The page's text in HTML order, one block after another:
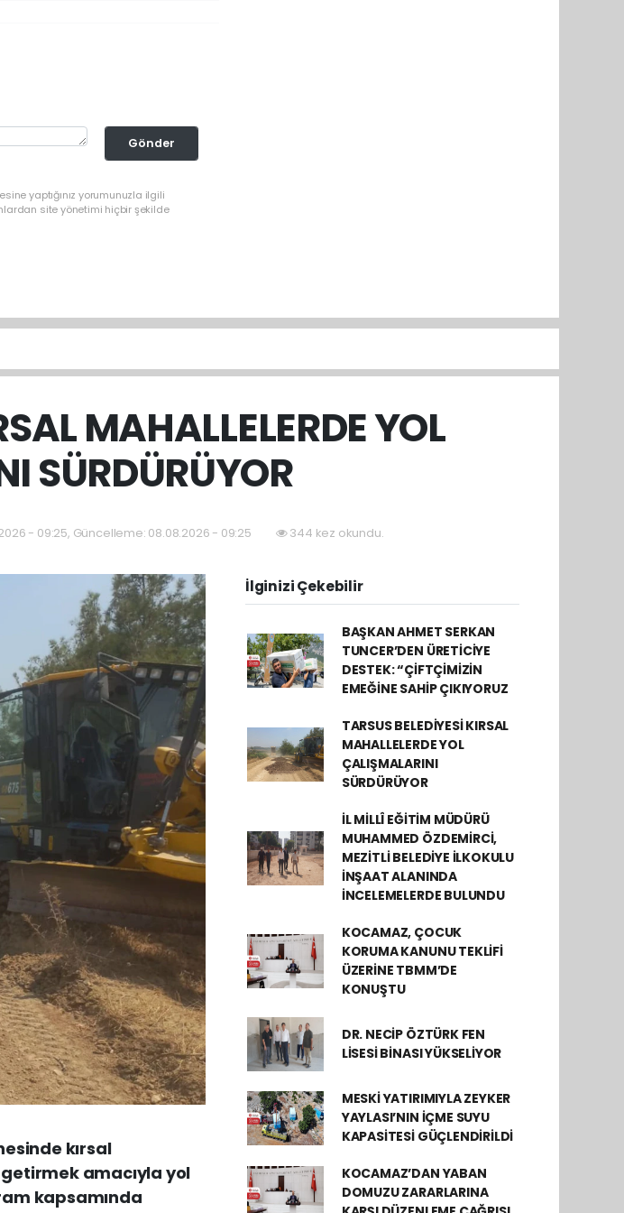
Gönder
yaptığınız yorumunuzla ilgili
site yönetimi hiçbir şekilde
MAHALLELERDE YOL
SÜRDÜRÜYOR
- 09:25, Güncelleme: 08.08.2026 - 09:25 344 kez okundu.
kırsal
amacıyla yol
kapsamında
İlginizi Çekebilir
BAŞKAN AHMET SERKAN
TUNCER’DEN ÜRETİCİYE
DESTEK: “ÇİFTÇİMİZİN
EMEĞİNE SAHİP ÇIKIYORUZ
TARSUS BELEDİYESİ KIRSAL
MAHALLELERDE YOL
ÇALIŞMALARINI
SÜRDÜRÜYOR
İL MİLLÎ EĞİTİM MÜDÜRÜ
MUHAMMED ÖZDEMİRCİ,
MEZİTLİ BELEDİYE İLKOKULU
İNŞAAT ALANINDA
İNCELEMELERDE BULUNDU
KOCAMAZ, ÇOCUK
KORUMA KANUNU TEKLİFİ
ÜZERİNE TBMM’DE
KONUŞTU
DR. NECİP ÖZTÜRK FEN
LİSESİ BİNASI YÜKSELİYOR
MESKİ YATIRIMIYLA ZEYKER
YAYLASI’NIN İÇME SUYU
KAPASİTESİ GÜÇLENDİRİLDİ
KOCAMAZ’DAN YABAN
DOMUZU ZARARLARINA